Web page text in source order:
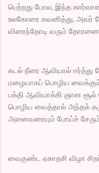
பெற்றது போல, இந்த
உலகோரை கவனித்து, அவர்
விரைந்தோடி வரும்
கடல் நீரை ஆவியால் ஈர்த்து
மழையாகப் பொழிய
பக்தி ஆவியாக்கி ஞான
பொழிய வைத்தால் அந்தக்
அனைவரையும் போய்ச் சேரும்
வைகுண்ட ஏகாதசி விழா